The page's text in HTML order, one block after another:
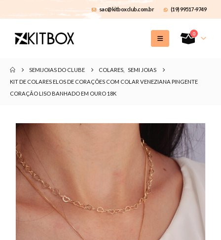
sac@kitboxclub.com.br (19) 99517-9749
0
SEMIJOIAS DO CLUBE COLARES
SEMI JOIAS
KIT DE COLARES ELOS DE CORAÇÕES COM COLAR VENEZIANA PINGENTE
CORAÇÃO LISO BANHADO EM OURO 18K